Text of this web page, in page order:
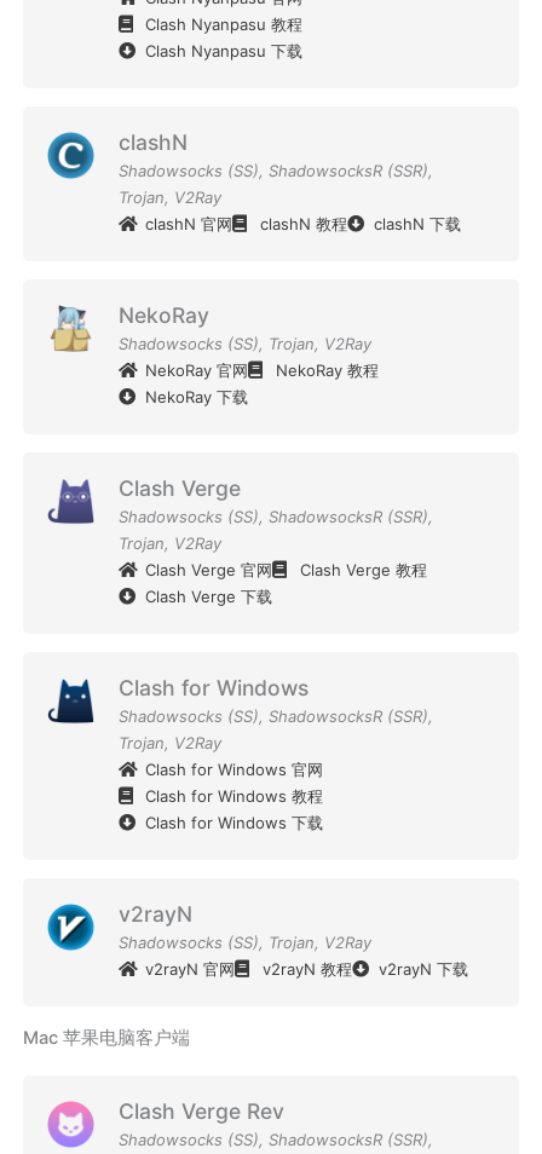
Clash Nyanpasu 教程
Clash Nyanpasu 下载
clashN
Shadowsocks (SS), ShadowsocksR (SSR),
Trojan, V2Ray
clashN 官网
clashN 教程 clashN 下载
NekoRay
Shadowsocks (SS), Trojan, V2Ray
NekoRay 官网
NekoRay 教程
NekoRay 下载
Clash Verge
Shadowsocks (SS), ShadowsocksR (SSR),
Trojan, V2Ray
Clash Verge 官网
Clash Verge 教程
Clash Verge 下载
Clash for Windows
Shadowsocks (SS), ShadowsocksR (SSR),
Trojan, V2Ray
Clash for Windows 官网
Clash for Windows 教程
Clash for Windows 下载
v2rayN
Shadowsocks (SS), Trojan, V2Ray
v2rayN 官网
v2rayN 教程 v2rayN 下载
Mac 苹果电脑客户端
Clash Verge Rev
Shadowsocks (SS), ShadowsocksR (SSR),